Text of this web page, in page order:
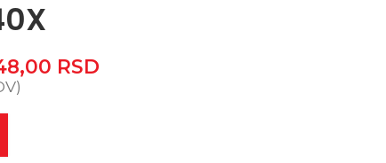
RSD